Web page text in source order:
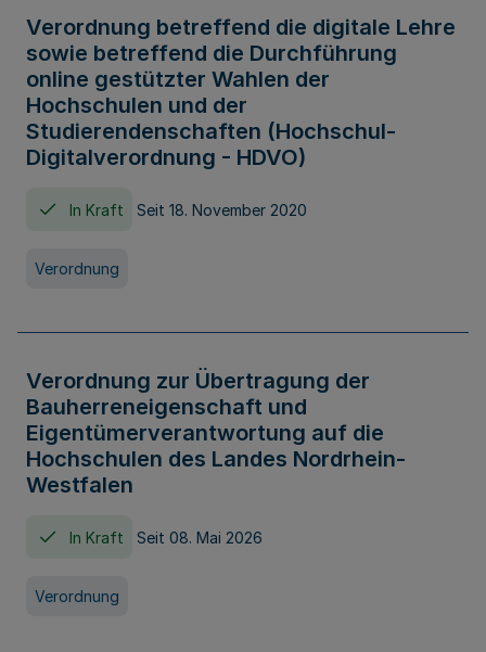
Verordnung betreffend die digitale Lehre
sowie betreffend die Durchführung
online gestützter Wahlen der
Hochschulen und der
Studierendenschaften (Hochschul-
Digitalverordnung - HDVO)
In Kraft Seit 18. November 2020
Verordnung
Verordnung zur Übertragung der
Bauherreneigenschaft und
Eigentümerverantwortung auf die
Hochschulen des Landes Nordrhein-
Westfalen
In Kraft Seit 08. Mai 2026
Verordnung